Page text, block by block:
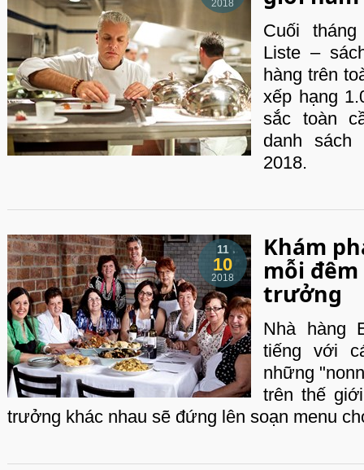
2018
Cuối
Liste –
hàng trên
xếp hạng
sắc toàn
danh sách
2018.
11
10
2018
Khám
mỗi
trưởng
Nhà hàng
tiếng với
những
trên thế
trưởng khác nhau sẽ đứng lên soạn menu